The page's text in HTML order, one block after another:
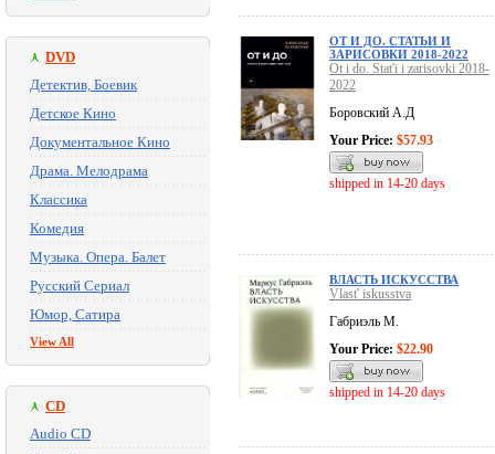
DVD
Детектив, Боевик
Детское Кино
Документальное Кино
Драма. Мелодрама
Классика
Комедия
Музыка. Опера. Балет
Русский Сериал
Юмор, Сатира
View All
CD
Audio CD
ОТ И ДО. СТАТЬИ И
ЗАРИСОВКИ 2018-2022
Ot i do. Stat'i i zarisovki 2018-
2022
Боровский А.Д
Your Price: $57.93
shipped in 14-20 days
ВЛАСТЬ ИСКУССТВА
Vlast' iskusstva
Габриэль М.
Your Price: $22.90
shipped in 14-20 days